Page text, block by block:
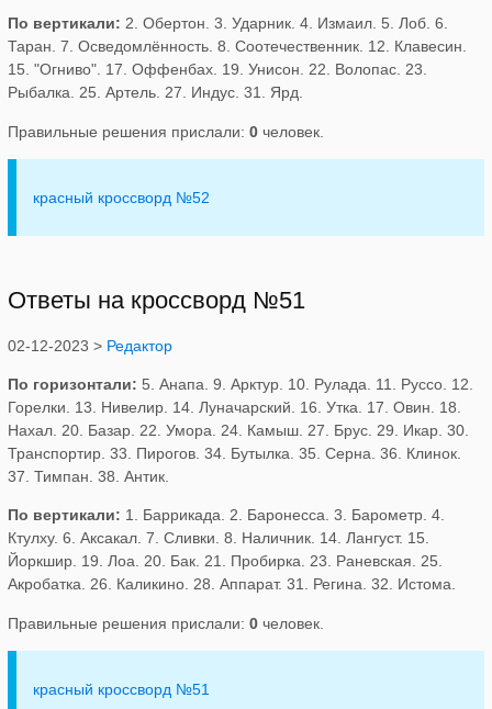
По вертикали: 2. Обертон. 3. Ударник. 4. Измаил. 5. Лоб. 6.
Таран. 7. Осведомлённость. 8. Соотечественник. 12. Клавесин.
15. "Огниво". 17. Оффенбах. 19. Унисон. 22. Волопас. 23.
Рыбалка. 25. Артель. 27. Индус. 31. Ярд.
Правильные решения прислали:0 человек.
красный кроссворд №52
Ответы на кроссворд №51
02-12-2023 > Редактор
По горизонтали: 5. Анапа. 9. Арктур. 10. Рулада. 11. Руссо. 12.
Горелки. 13. Нивелир. 14. Луначарский. 16. Утка. 17. Овин. 18.
Нахал. 20. Базар. 22. Умора. 24. Камыш. 27. Брус. 29. Икар. 30.
Транспортир. 33. Пирогов. 34. Бутылка. 35. Серна. 36. Клинок.
37. Тимпан. 38. Антик.
По вертикали: 1. Баррикада. 2. Баронесса. 3. Барометр. 4.
Ктулху. 6. Аксакал. 7. Сливки. 8. Наличник. 14. Лангуст. 15.
Йоркшир. 19. Лоа. 20. Бак. 21. Пробирка. 23. Раневская. 25.
Акробатка. 26. Каликино. 28. Аппарат. 31. Регина. 32. Истома.
Правильные решения прислали:0 человек.
красный кроссворд №51